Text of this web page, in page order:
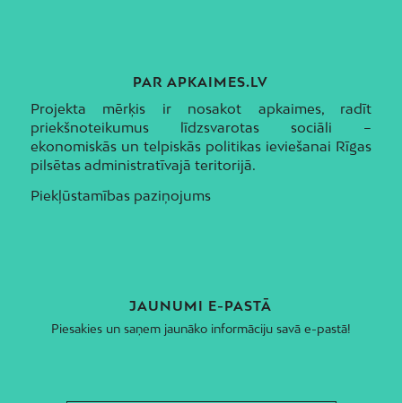
PAR APKAIMES.LV
Projekta mērķis ir nosakot apkaimes, radīt
priekšnoteikumus līdzsvarotas sociāli –
ekonomiskās un telpiskās politikas ieviešanai Rīgas
pilsētas administratīvajā teritorijā.
Piekļūstamības paziņojums
JAUNUMI E-PASTĀ
Piesakies un saņem jaunāko informāciju savā e-pastā!